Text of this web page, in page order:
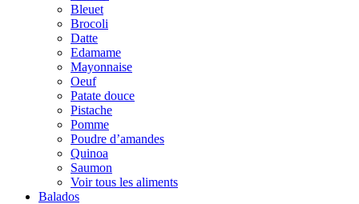
Bleuet
Brocoli
Datte
Edamame
Mayonnaise
Oeuf
Patate douce
Pistache
Pomme
Poudre d’amandes
Quinoa
Saumon
Voir tous les aliments
Balados